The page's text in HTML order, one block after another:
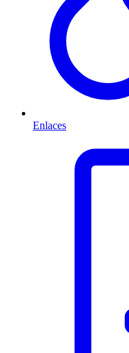
Enlaces